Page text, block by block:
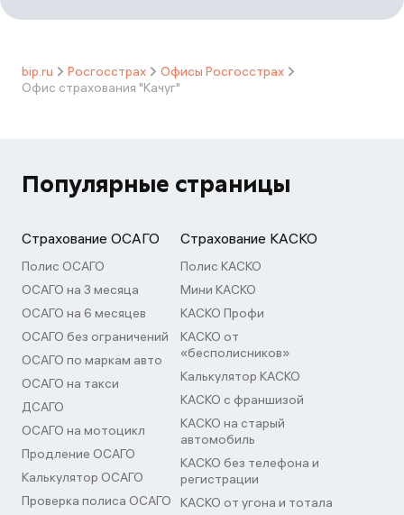
bip.ru Росгосстрах
Офисы Росгосстрах
Офис страхования "Качуг"
Популярные страницы
Страхование ОСАГО
Полис ОСАГО
ОСАГО на 3 месяца
ОСАГО на 6 месяцев
ОСАГО без ограничений
ОСАГО по маркам авто
ОСАГО на такси
ДСАГО
ОСАГО на мотоцикл
Продление ОСАГО
Калькулятор ОСАГО
Проверка полиса ОСАГО
Страхование КАСКО
Полис КАСКО
Мини КАСКО
КАСКО Профи
КАСКО от
«бесполисников»
Калькулятор КАСКО
КАСКО с франшизой
КАСКО на старый
автомобиль
КАСКО без телефона и
регистрации
КАСКО от угона и тотала